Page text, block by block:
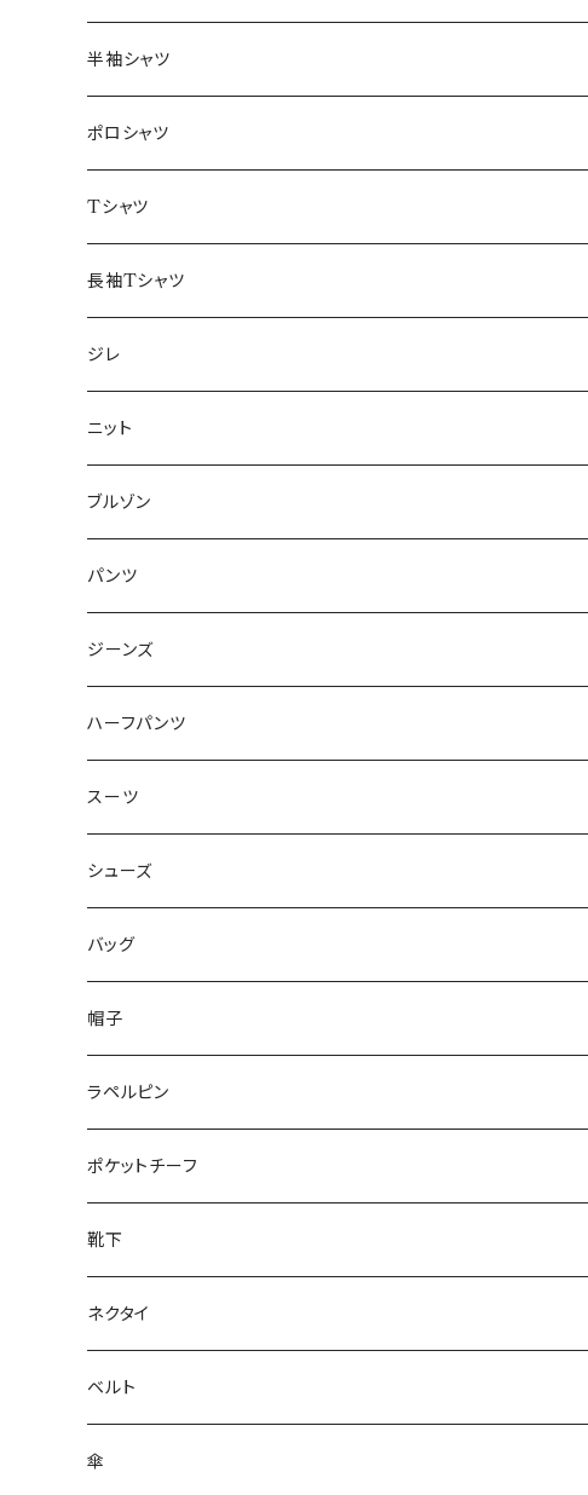
46/M
48/L
50/XL～
～44/S
46/M
48/L
50/XL～
半袖シャツ
～44/S
46/M
48/L
50/XL～
ポロシャツ
～44/S
46/M
48/L
50/XL～
Tシャツ
～44/S
46/M
48/L
50/XL～
長袖Tシャツ
～44/S
46/M
48/L
50/XL～
ジレ
～44/S
46/M
48/L
50/XL～
ニット
～44/S
46/M
48/L
50/XL～
ブルゾン
～44/S
46/M
48/L
50/XL～
パンツ
～44/S
46/M
48/L
50/XL～
ジーンズ
～44/S
46/M
48/L
50/XL～
ハーフパンツ
～44/S
46/M
48/L
50/XL～
スーツ
～44/S
46/M
48/L
50/XL～
シューズ
～25.5cm
26cm～
27cm～
28cm～
バッグ
帽子
ラペルピン
ポケットチーフ
靴下
ネクタイ
ベルト
傘